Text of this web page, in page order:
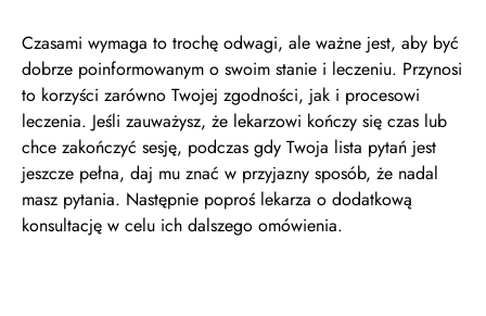
Czasami wymaga to trochę odwagi, ale ważne jest, aby być
dobrze poinformowanym o swoim stanie i leczeniu. Przynosi
to korzyści zarówno Twojej zgodności, jak i procesowi
leczenia. Jeśli zauważysz, że lekarzowi kończy się czas lub
chce zakończyć sesję, podczas gdy Twoja lista pytań jest
jeszcze pełna, daj mu znać w przyjazny sposób, że nadal
masz pytania. Następnie poproś lekarza o dodatkową
konsultację w celu ich dalszego omówienia.